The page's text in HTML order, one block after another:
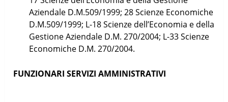
Aziendale D.M.509/1999; 28 Scienze Economiche
D.M.509/1999; L-18 Scienze dell’Economia e della
Gestione Aziendale D.M. 270/2004; L-33 Scienze
Economiche D.M. 270/2004.
FUNZIONARI SERVIZI AMMINISTRATIVI